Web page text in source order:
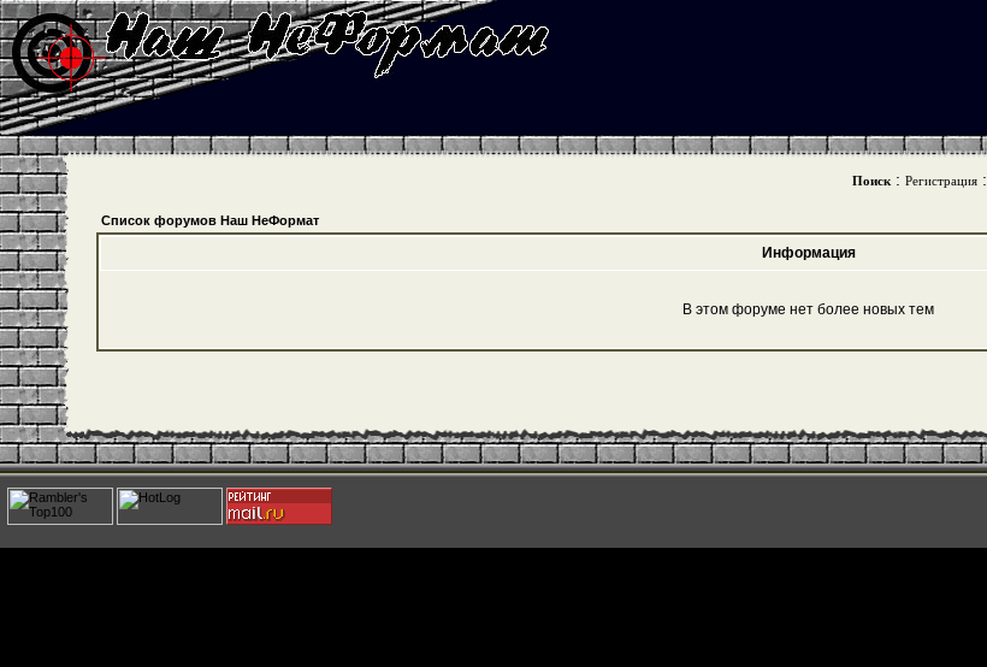
Поиск: Регистрация:
Список форумов Наш НеФормат
Информация
В этом форуме нет более новых тем